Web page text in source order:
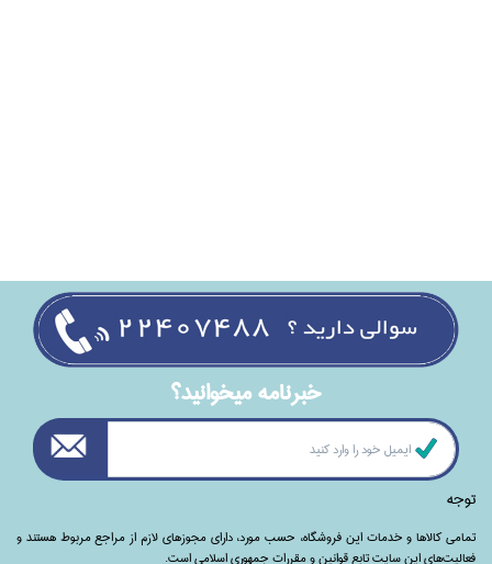
خبرنامه ميخوانيد؟
توجه
تمامی‌ کالاها و خدمات این فروشگاه، حسب مورد،‌ دارای مجوزهای لازم از مراجع مربوط هستند ‌و‌‌
فعالیت‌های این سایت تابع قوانین و مقررات جمهوری اسلامی است.